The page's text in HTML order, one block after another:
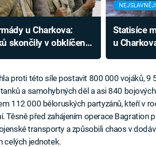
u Charkova:
skončily v obklíčení,
Statisíce
u
proti této síle postavit 800 000 vojáků, 9
a samohybných děl a asi 840
112 000 běloruských partyzánů, kteří v
Těsně před zahájením operace Bagration
transporty a způsobili chaos v
celých jednotek.